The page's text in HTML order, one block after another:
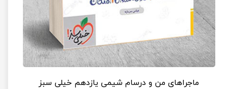
ماجراهای من و درسام شیمی یازدهم خیلی سبز